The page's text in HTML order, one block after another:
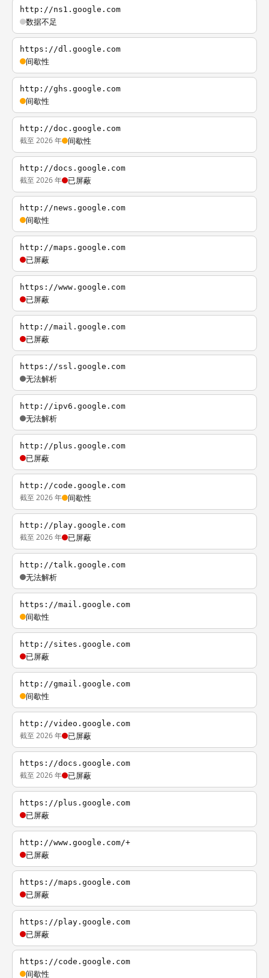
http://ns1.google.com
数据不足
https://dl.google.com
间歇性
http://ghs.google.com
间歇性
http://doc.google.com
截至 2026 年 间歇性
http://docs.google.com
截至 2026 年 已屏蔽
http://news.google.com
间歇性
http://maps.google.com
已屏蔽
https://www.google.com
已屏蔽
http://mail.google.com
已屏蔽
https://ssl.google.com
无法解析
http://ipv6.google.com
无法解析
http://plus.google.com
已屏蔽
http://code.google.com
截至 2026 年 间歇性
http://play.google.com
截至 2026 年 已屏蔽
http://talk.google.com
无法解析
https://mail.google.com
间歇性
http://sites.google.com
已屏蔽
http://gmail.google.com
间歇性
http://video.google.com
截至 2026 年 已屏蔽
https://docs.google.com
截至 2026 年 已屏蔽
https://plus.google.com
已屏蔽
http://www.google.com/+
已屏蔽
https://maps.google.com
已屏蔽
https://play.google.com
已屏蔽
https://code.google.com
间歇性